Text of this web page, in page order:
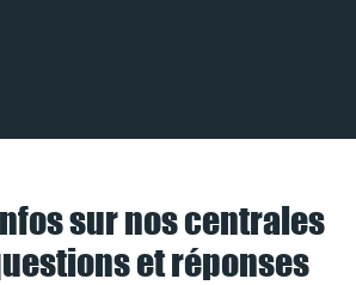
sur nos centrales
et réponses